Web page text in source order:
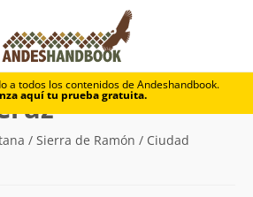
a todos los contenidos de Andeshandbook.
aquí tu prueba gratuita.
La Cruz
(2.552m)
/ Sierra de Ramón / Ciudad